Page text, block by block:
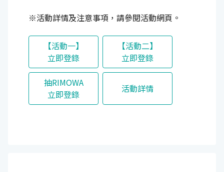
※活動詳情及注意事項，請參閱活動網頁。
【活動一】
立即登錄
【活動二】
立即登錄
抽RIMOWA
立即登錄
活動詳情